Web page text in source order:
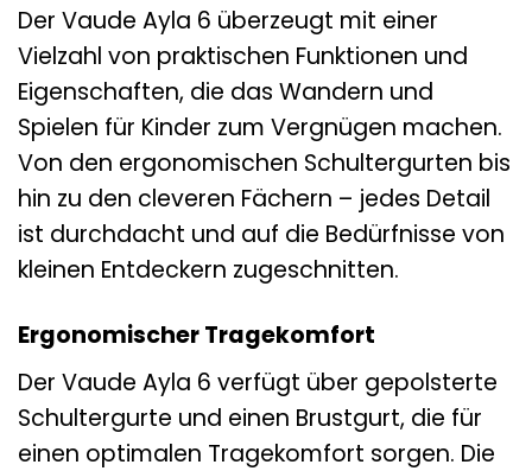
Der Vaude Ayla 6 überzeugt mit einer
Vielzahl von praktischen Funktionen und
Eigenschaften, die das Wandern und
Spielen für Kinder zum Vergnügen machen.
Von den ergonomischen Schultergurten bis
hin zu den cleveren Fächern – jedes Detail
ist durchdacht und auf die Bedürfnisse von
kleinen Entdeckern zugeschnitten.
Ergonomischer Tragekomfort
Der Vaude Ayla 6 verfügt über gepolsterte
Schultergurte und einen Brustgurt, die für
einen optimalen Tragekomfort sorgen. Die